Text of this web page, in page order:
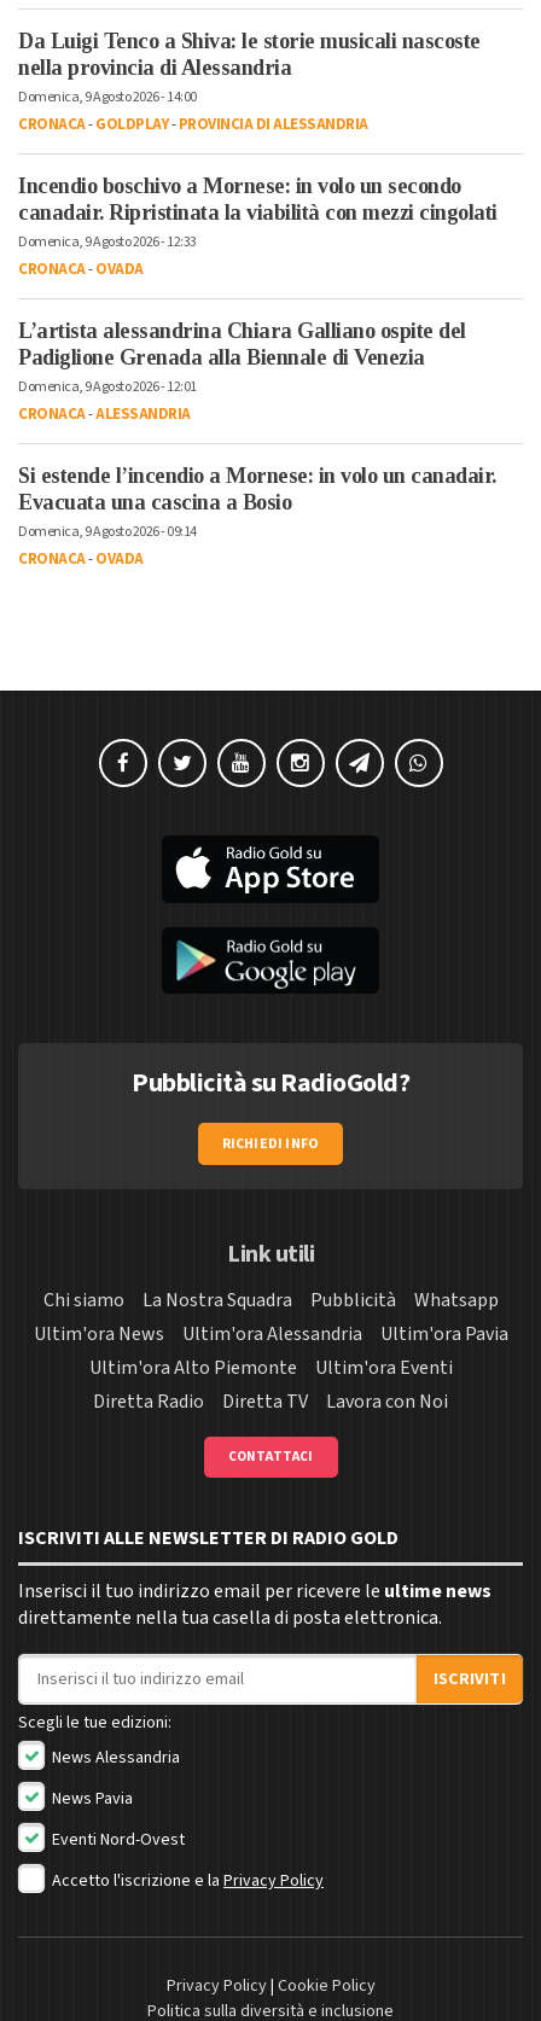
Da Luigi Tenco a Shiva: le storie musicali nascoste
nella provincia di Alessandria
Domenica, 9 Agosto 2026 - 14:00
CRONACA-GOLDPLAY-PROVINCIA DI ALESSANDRIA
Incendio boschivo a Mornese: in volo un secondo
canadair. Ripristinata la viabilità con mezzi cingolati
Domenica, 9 Agosto 2026 - 12:33
CRONACA-OVADA
L’artista alessandrina Chiara Galliano ospite del
Padiglione Grenada alla Biennale di Venezia
Domenica, 9 Agosto 2026 - 12:01
CRONACA-ALESSANDRIA
Si estende l’incendio a Mornese: in volo un canadair.
Evacuata una cascina a Bosio
Domenica, 9 Agosto 2026 - 09:14
CRONACA-OVADA
Pubblicità su RadioGold?
RICHIEDI INFO
Link utili
Chi siamo La Nostra Squadra Pubblicità
Whatsapp
Ultim'ora News
Ultim'ora Alessandria
Ultim'ora Pavia
Ultim'ora Alto Piemonte
Ultim'ora Eventi
Diretta Radio
Diretta TV Lavora con Noi
CONTATTACI
ISCRIVITI ALLE NEWSLETTER DI RADIO GOLD
Inserisci il tuo indirizzo email per ricevere le ultime news
direttamente nella tua casella di posta elettronica.
Indirizzo email
ISCRIVITI
Scegli le tue edizioni:
News Alessandria
News Pavia
Eventi Nord-Ovest
Accetto l'iscrizione e la Privacy Policy
Privacy Policy| Cookie Policy
Politica sulla diversità e inclusione